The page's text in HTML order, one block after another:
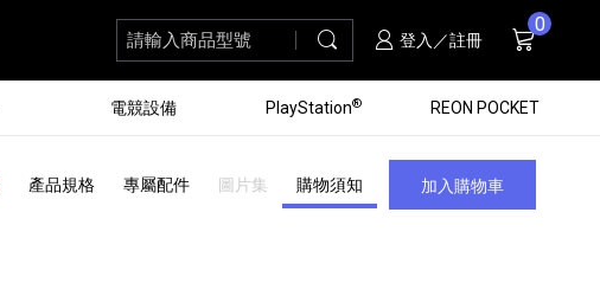
請輸入商品型號 搜尋 登入／註冊 購物車
0
項商品
電競設備 PlayStation® REON POCKET
產品規格 專屬配件 圖片集 購物須知 加入購物車